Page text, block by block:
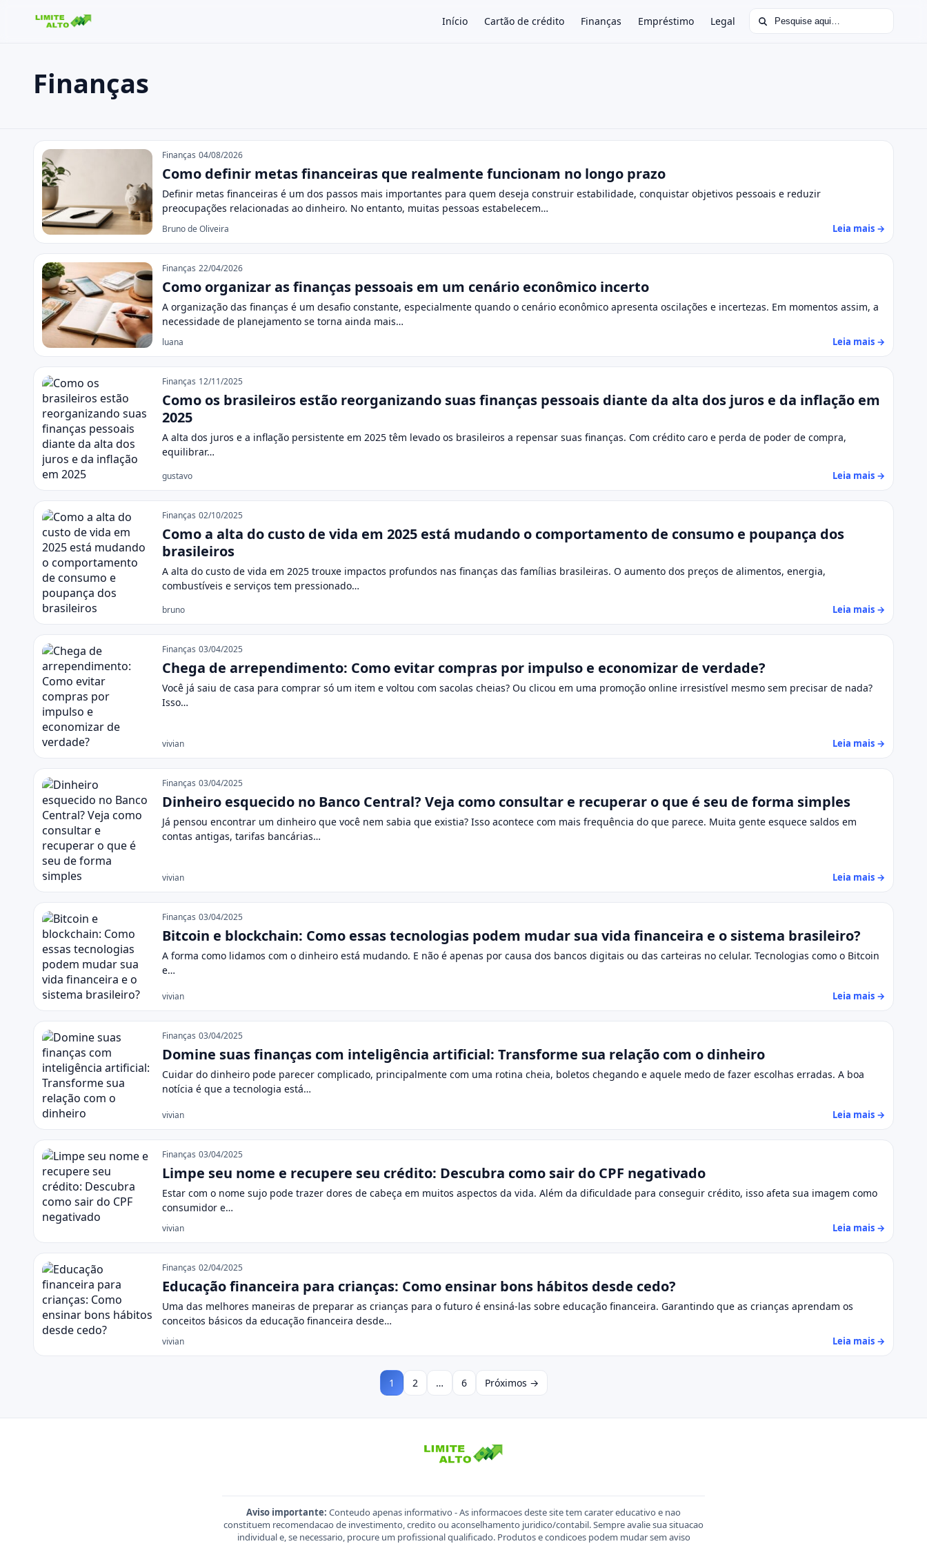
Início Cartão de crédito Finanças Empréstimo Legal Buscar por:
Buscar no site
Pressione Enter para buscar ou ESC para fechar.
Finanças
Finanças Finanças 04/08/2026
Como definir metas financeiras que realmente funcionam no longo prazo
Definir metas financeiras é um dos passos mais importantes para quem deseja construir estabilidade, conquistar objetivos pessoais e reduzir
preocupações relacionadas ao dinheiro. No entanto, muitas pessoas estabelecem…
Bruno de Oliveira Leia mais →
Finanças 22/04/2026
Como organizar as finanças pessoais em um cenário econômico incerto
A organização das finanças é um desafio constante, especialmente quando o cenário econômico apresenta oscilações e incertezas. Em momentos assim, a
necessidade de planejamento se torna ainda mais…
luana Leia mais →
Finanças 12/11/2025
Como os brasileiros estão reorganizando suas finanças pessoais diante da alta dos juros e da inflação em
2025
A alta dos juros e a inflação persistente em 2025 têm levado os brasileiros a repensar suas finanças. Com crédito caro e perda de poder de compra,
equilibrar…
gustavo Leia mais →
Finanças 02/10/2025
Como a alta do custo de vida em 2025 está mudando o comportamento de consumo e poupança dos
brasileiros
A alta do custo de vida em 2025 trouxe impactos profundos nas finanças das famílias brasileiras. O aumento dos preços de alimentos, energia,
combustíveis e serviços tem pressionado…
bruno Leia mais →
Finanças 03/04/2025
Chega de arrependimento: Como evitar compras por impulso e economizar de verdade?
Você já saiu de casa para comprar só um item e voltou com sacolas cheias? Ou clicou em uma promoção online irresistível mesmo sem precisar de nada?
Isso…
vivian Leia mais →
Finanças 03/04/2025
Dinheiro esquecido no Banco Central? Veja como consultar e recuperar o que é seu de forma simples
Já pensou encontrar um dinheiro que você nem sabia que existia? Isso acontece com mais frequência do que parece. Muita gente esquece saldos em
contas antigas, tarifas bancárias…
vivian Leia mais →
Finanças 03/04/2025
Bitcoin e blockchain: Como essas tecnologias podem mudar sua vida financeira e o sistema brasileiro?
A forma como lidamos com o dinheiro está mudando. E não é apenas por causa dos bancos digitais ou das carteiras no celular. Tecnologias como o Bitcoin
e…
vivian Leia mais →
Finanças 03/04/2025
Domine suas finanças com inteligência artificial: Transforme sua relação com o dinheiro
Cuidar do dinheiro pode parecer complicado, principalmente com uma rotina cheia, boletos chegando e aquele medo de fazer escolhas erradas. A boa
notícia é que a tecnologia está…
vivian Leia mais →
Finanças 03/04/2025
Limpe seu nome e recupere seu crédito: Descubra como sair do CPF negativado
Estar com o nome sujo pode trazer dores de cabeça em muitos aspectos da vida. Além da dificuldade para conseguir crédito, isso afeta sua imagem como
consumidor e…
vivian Leia mais →
Finanças 02/04/2025
Educação financeira para crianças: Como ensinar bons hábitos desde cedo?
Uma das melhores maneiras de preparar as crianças para o futuro é ensiná-las sobre educação financeira. Garantindo que as crianças aprendam os
conceitos básicos da educação financeira desde…
vivian Leia mais →
1 2 … 6 Próximos →
Aviso importante: Conteudo apenas informativo - As informacoes deste site tem carater educativo e nao
constituem recomendacao de investimento, credito ou aconselhamento juridico/contabil. Sempre avalie sua situacao
individual e, se necessario, procure um profissional qualificado. Produtos e condicoes podem mudar sem aviso